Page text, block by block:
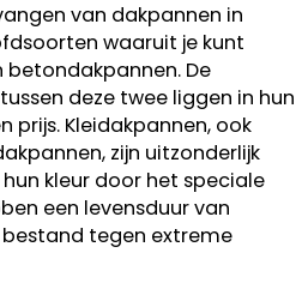
van dakpannen in
waaruit je kunt
betondakpannen. De
deze twee liggen in hun
prijs. Kleidakpannen, ook
zijn uitzonderlijk
kleur door het speciale
een levensduur van
bestand tegen extreme